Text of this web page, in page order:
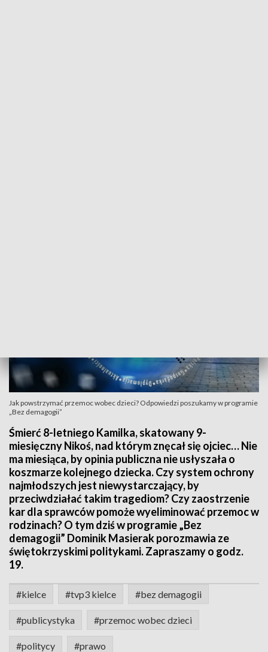
Jak powstrzymać przemoc wobec dzieci? Odpowiedzi poszukamy w programie
„Bez demagogii”
Śmierć 8-letniego Kamilka, skatowany 9-
miesięczny Nikoś, nad którym znęcał się ojciec… Nie
ma miesiąca, by opinia publiczna nie usłyszała o
koszmarze kolejnego dziecka. Czy system ochrony
najmłodszych jest niewystarczający, by
przeciwdziałać takim tragediom? Czy zaostrzenie
kar dla sprawców pomoże wyeliminować przemoc w
rodzinach? O tym dziś w programie „Bez
demagogii” Dominik Masierak porozmawia ze
świętokrzyskimi politykami. Zapraszamy o godz.
19.
#kielce #tvp3 kielce #bez demagogii
#publicystyka #przemoc wobec dzieci
#politycy #prawo